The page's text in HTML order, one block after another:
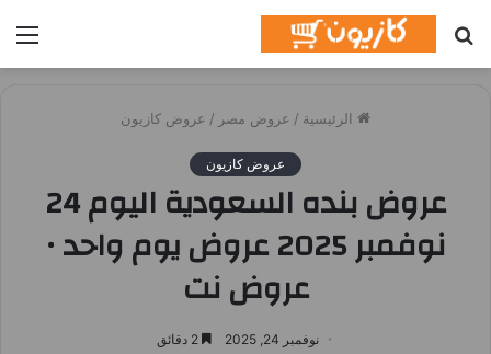
عن
الرئيسية / عروض مصر / عروض كازيون
عروض كازيون
عروض بنده السعودية اليوم 24
نوفمبر 2025 عروض يوم واحد •
عروض نت
نوفمبر 24, 2025 2 دقائق